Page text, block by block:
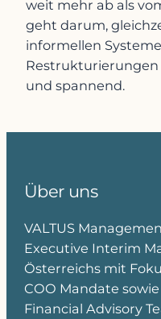
weit mehr ab als
geht darum,
informellen
Restrukturierungen
und spannend.
Über uns
VALTUS
Executive Interim
Österreichs mit
COO Mandate
Financial Advisory